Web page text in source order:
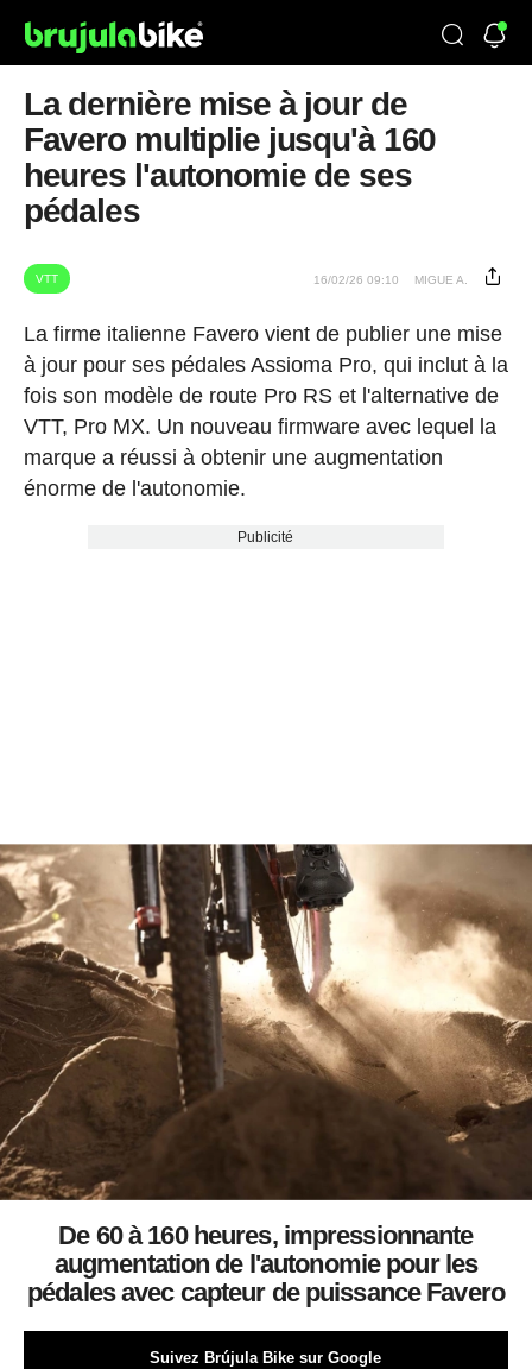
La dernière mise à jour de
Favero multiplie jusqu'à 160
heures l'autonomie de ses
pédales
VTT 16/02/26 09:10 MIGUE A.
La firme italienne Favero vient de publier une mise
à jour pour ses pédales Assioma Pro, qui inclut à la
fois son modèle de route Pro RS et l'alternative de
VTT, Pro MX. Un nouveau firmware avec lequel la
marque a réussi à obtenir une augmentation
énorme de l'autonomie.
Publicité
De 60 à 160 heures, impressionnante
augmentation de l'autonomie pour les
pédales avec capteur de puissance Favero
Suivez Brújula Bike sur Google